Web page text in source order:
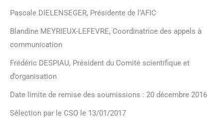
Pascale DIELENSEGER, Présidente de l’AFIC
Blandine MEYRIEUX-LEFEVRE, Coordinatrice des appels à
communication
Frédéric DESPIAU, Président du Comité scientifique et
d’organisation
Date limite de remise des soumissions : 20 décembre 2016
Sélection par le CSO le 13/01/2017